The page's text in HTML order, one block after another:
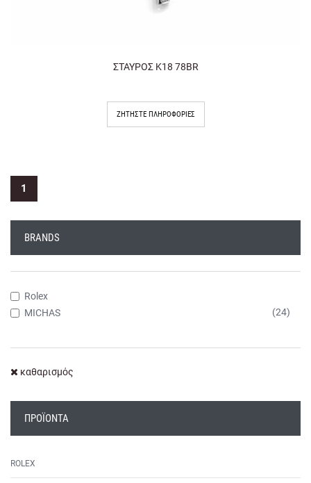
ΣΤΑΥΡΟΣ Κ18 78BR
ΖΗΤΉΣΤΕ ΠΛΗΡΟΦΟΡΊΕΣ
1
BRANDS
Rolex
MICHAS
(24)
καθαρισμός
ΠΡΟΪΌΝΤΑ
ROLEX